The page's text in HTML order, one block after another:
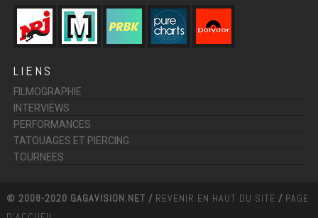
LIENS
FILMOGRAPHIE
INTERVIEWS
PERFORMANCES
TATOUAGES ET PIERCING
TOURNEES
© 2008-2020 GAGAVISION.NET / REVENIR EN HAUT DU SITE / PAGE